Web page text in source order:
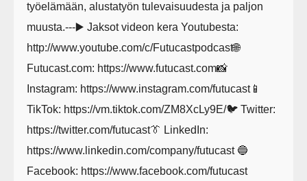
työelämään, alustatyön tulevaisuudesta ja paljon
muusta.---▶️ Jaksot videon kera Youtubesta:
http://www.youtube.com/c/Futucastpodcast🌐
Futucast.com: https://www.futucast.com📸
Instagram: https://www.instagram.com/futucast📱
TikTok: https://vm.tiktok.com/ZM8XcLy9E/🐦 Twitter:
https://twitter.com/futucast👔 LinkedIn:
https://www.linkedin.com/company/futucast 🔵
Facebook: https://www.facebook.com/futucast